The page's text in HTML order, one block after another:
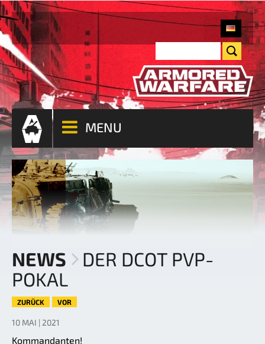
MENU
NEWS
DER DCOT PVP-
POKAL
ZURÜCK VOR
10 MAI | 2021
Kommandanten!